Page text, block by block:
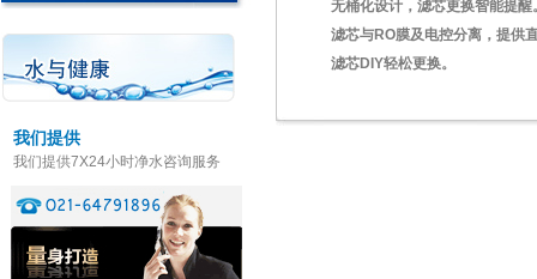
我们提供
我们提供7X24小时净水咨询服务
无桶化设计，滤芯更换智能提
滤芯与RO膜及电控分离，提供
滤芯DIY轻松更换。